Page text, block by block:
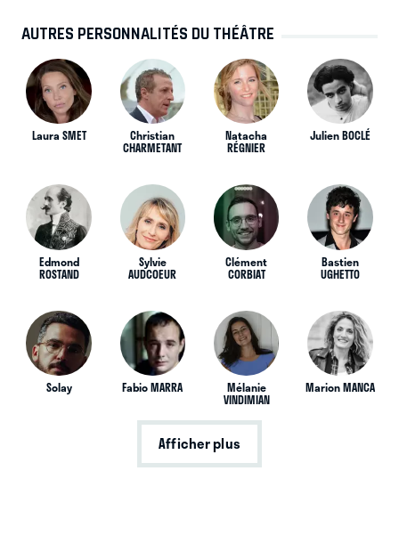
AUTRES PERSONNALITÉS DU THÉÂTRE
Laura SMET Christian
CHARMETANT
Natacha
RÉGNIER
Julien BOCLÉ
Edmond
ROSTAND
Sylvie
AUDCOEUR
Clément
CORBIAT
Bastien
UGHETTO
Solay Fabio MARRA Mélanie
VINDIMIAN
Marion MANCA
Afficher plus